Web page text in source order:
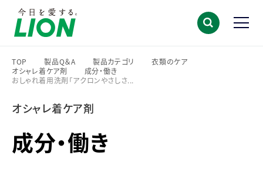
TOP
>
製品Q＆A
>
製品カテゴリ
衣類のケア
オシャレ着ケア剤
>
成分・働き
>
おしゃれ着用洗剤「アクロンやさしさ...
オシャレ着ケア剤
成分・働き